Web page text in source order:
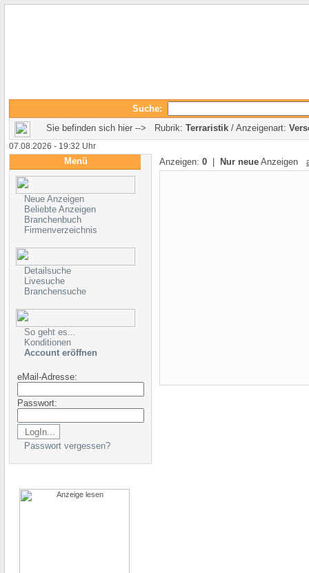
Suche:
Sie befinden sich hier --> Rubrik: Terraristik / Anzeigenart:
07.08.2026 - 19:32 Uhr
Menü
Neue Anzeigen
Beliebte Anzeigen
Branchenbuch
Firmenverzeichnis
Detailsuche
Livesuche
Branchensuche
So geht es...
Konditionen
Account eröffnen
eMail-Adresse:
Passwort:
Passwort vergessen?
Anzeigen: 0 Nur neue Anzeigen